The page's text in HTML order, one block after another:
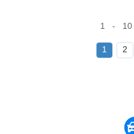
1 - 10
1 2